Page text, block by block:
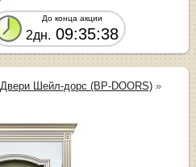
До конца акции
2дн. 09:35:37
Двери Шейл-дорс (BP-DOORS) »